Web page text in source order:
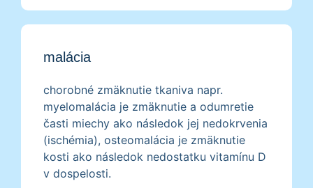
malácia
chorobné zmäknutie tkaniva napr.
myelomalácia je zmäknutie a odumretie
časti miechy ako následok jej nedokrvenia
(ischémia), osteomalácia je zmäknutie
kosti ako následok nedostatku vitamínu D
v dospelosti.